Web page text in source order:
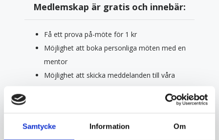
Samtycke Information Om
Medlemskap är gratis och innebär:
Få ett prova på-möte för 1 kr
Möjlighet att boka personliga möten med en
mentor
Möjlighet att skicka meddelanden till våra